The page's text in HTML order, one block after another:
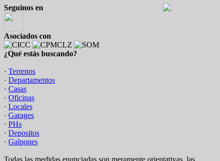
Seguinos en
Asociados con
¿Qué estás buscando?
· Terrenos
· Departamentos
· Casas
· Oficinas
· Locales
· Garages
· PHs
· Depositos
· Galpones
Todas las medidas enunciadas son meramente orientativas, las